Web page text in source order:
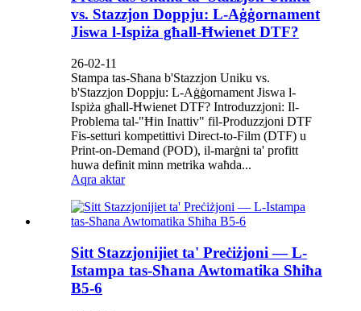
vs. Stazzjon Doppju: L-Aġġornament
Jiswa l-Ispiża għall-Ħwienet DTF?
26-02-11
Stampa tas-Sħana b'Stazzjon Uniku vs.
b'Stazzjon Doppju: L-Aġġornament Jiswa l-
Ispiża għall-Ħwienet DTF? Introduzzjoni: Il-
Problema tal-"Ħin Inattiv" fil-Produzzjoni DTF
Fis-setturi kompetittivi Direct-to-Film (DTF) u
Print-on-Demand (POD), il-marġni ta' profitt
huwa definit minn metrika waħda...
Aqra aktar
Sitt Stazzjonijiet ta' Preċiżjoni — L-
Istampa tas-Sħana Awtomatika Sħiħa
B5-6